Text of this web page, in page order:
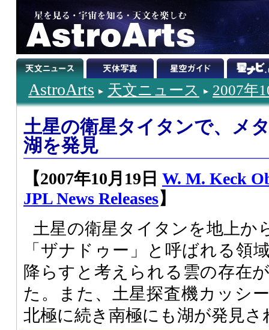
AstroArts 天文ニュース 2007年
土星の衛星タイタンで、メ
湖を発見
【2007年10月19日 W. M. Keck
JPL News Releases】
土星の衛星タイタンを地上か
「ザナドゥー」と呼ばれる領
降らすと考えられる雲の存在
た。また、土星探査機カッシ
北極に続き南極にも湖が発見さ